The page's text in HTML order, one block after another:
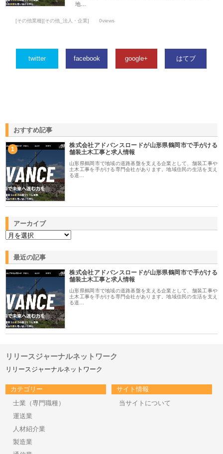
地…
[その他業種][その他_法人・企業] 0views
twitter facebook google+ はてブ
おすすめ記事
1
株式会社アドバンスロードが山形県鶴岡市で手がける
舗装土木工事と求人情報
山形県鶴岡市で地域の道路基盤を支える企業として、舗装工事や
土木工事を手がける専門会社があります。地域住民の生活を支え
る道…
アーカイブ
最近の記事
株式会社アドバンスロードが山形県鶴岡市で手がける
舗装土木工事と求人情報
山形県鶴岡市で地域の道路基盤を支える企業として、舗装工事や
土木工事を手がける専門会社があります。地域住民の生活を支え
る道…
リリースジャーナルネットワーク
リリースジャーナルネットワーク
カテゴリー
士業（専門職種）
運送業
人材紹介業
製造業
サイト情報
当サイトについて